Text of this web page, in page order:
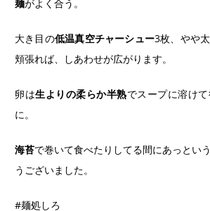
麺がよく合う。
大き目の低温真空チャーシュー3枚、やや
頬張れば、しあわせが広がります。
卵は生よりの柔らか半熟でスープに溶け
に。
海苔で巻いて食べたりしてる間にあっとい
うございました。
#麺処しろ